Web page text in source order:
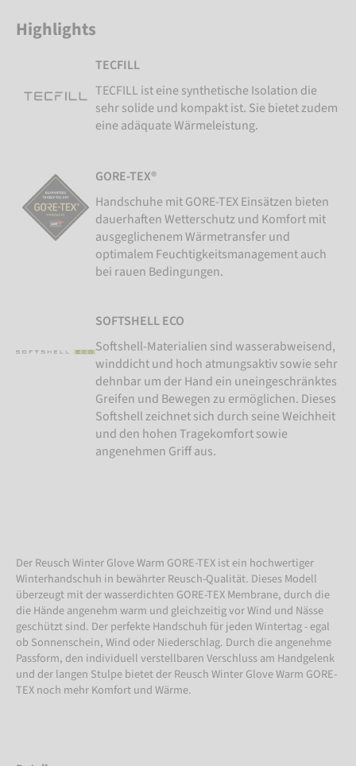
Highlights
TECFILL
TECFILL ist eine synthetische Isolation die
sehr solide und kompakt ist. Sie bietet zudem
eine adäquate Wärmeleistung.
GORE-TEX®
Handschuhe mit GORE-TEX Einsätzen bieten
dauerhaften Wetterschutz und Komfort mit
ausgeglichenem Wärmetransfer und
optimalem Feuchtigkeitsmanagement auch
bei rauen Bedingungen.
SOFTSHELL ECO
Softshell-Materialien sind wasserabweisend,
winddicht und hoch atmungsaktiv sowie sehr
dehnbar um der Hand ein uneingeschränktes
Greifen und Bewegen zu ermöglichen. Dieses
Softshell zeichnet sich durch seine Weichheit
und den hohen Tragekomfort sowie
angenehmen Griff aus.
Der Reusch Winter Glove Warm GORE-TEX ist ein hochwertiger
Winterhandschuh in bewährter Reusch-Qualität. Dieses Modell
überzeugt mit der wasserdichten GORE-TEX Membrane, durch die
die Hände angenehm warm und gleichzeitig vor Wind und Nässe
geschützt sind. Der perfekte Handschuh für jeden Wintertag - egal
ob Sonnenschein, Wind oder Niederschlag. Durch die angenehme
Passform, den individuell verstellbaren Verschluss am Handgelenk
und der langen Stulpe bietet der Reusch Winter Glove Warm GORE-
TEX noch mehr Komfort und Wärme.